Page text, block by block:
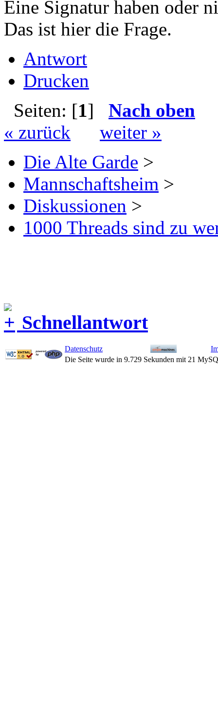
Eine Signatur haben oder
Das ist hier die Frage.
Antwort
Drucken
Seiten: [1] Nach oben
« zurück
weiter »
Die Alte Garde >
Mannschaftsheim >
Diskussionen >
1000 Threads sind zu
Schnellantwort
Datenschutz
Die Seite wurde in 9.729 Sekunden mit 21